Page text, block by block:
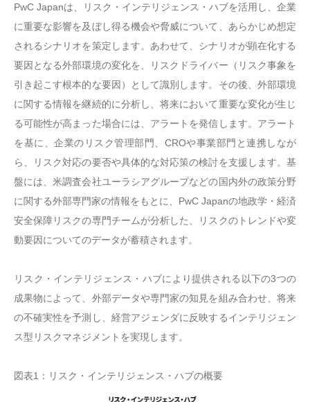
PwC Japanは、リスク・インテリジェンス・ハブを活用し、企業
に重要な影響を及ぼし得る機会や脅威について、あらかじめ想定
されるシナリオを策定します。あわせて、シナリオが顕在化する
要因となる外部環境の変化を、リスクドライバー（リスク事象を
引き起こす根本的な要因）として識別します。その後、外部環境
に関する情報を継続的に分析し、将来において重要な変化が生じ
る可能性が高まった場合には、アラートを発信します。アラート
を基に、企業のリスク管理部門、CROや事業部門と連携しなが
ら、リスク対応の要否や具体的な対応策の検討を支援します。基
盤には、米調査会社ユーラシアグループなどの国内外の政策分野
に関する外部専門家の情報をもとに、PwC Japanの地政学・経済
安全保障リスクの専門チームが分析した、リスクのトレンドや変
動要因についてのデータが蓄積されます。
リスク・インテリジェンス・ハブにより提供される以下の3つの
成果物によって、外部データや専門家の知見を組み合わせ、将来
の不確実性を予測し、経営アジェンダに反映するインテリジェン
ス型リスクマネジメントを実現します。
図表1：リスク・インテリジェンス・ハブの概要